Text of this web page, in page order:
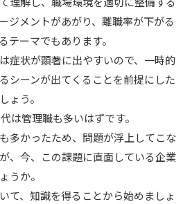
ジメントがあがり、離職率が下がる
テーマでもあります。
症状が顕著に出やすいので、一時的
シーンが出てくることを前提にした
ょう。
は管理職も多いはずです。
多かったため、問題が浮上してこな
、今、この課題に直面している企業
うか。
て、知識を得ることから始めましょ